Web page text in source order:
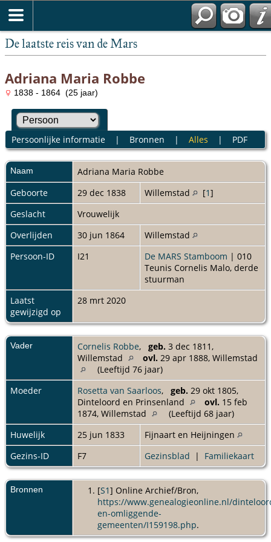
De laatste reis van de Mars
Adriana Maria Robbe
1838 - 1864 (25 jaar)
Persoonlijke informatie| Bronnen | Alles | PDF
Naam Adriana Maria Robbe
Geboorte
29 dec 1838 Willemstad [1]
Geslacht
Vrouwelijk
Overlijden
30 jun 1864
Willemstad
Persoon-ID
I21 De MARS Stamboom | 010
Teunis Cornelis Malo, derde
stuurman
Laatst
gewijzigd op
28 mrt 2020
Vader Cornelis Robbe, geb. 3 dec 1811,
Willemstad
ovl. 29 apr 1888, Willemstad
(Leeftijd 76 jaar)
Moeder
Rosetta van Saarloos, geb. 29 okt 1805,
Dinteloord en Prinsenland
ovl. 15 feb
1874, Willemstad
(Leeftijd 68 jaar)
Huwelijk
25 jun 1833
Fijnaart en Heijningen
Gezins-ID
F7 Gezinsblad | Familiekaart
Bronnen [S1] Online Archief/Bron,
https://www.genealogieonline.nl/
en-omliggende-
gemeenten/I159198.php.